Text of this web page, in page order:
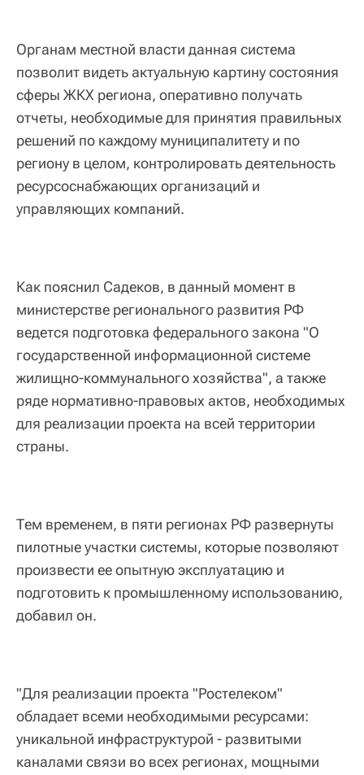
Органам местной власти данная система
позволит видеть актуальную картину состояния
сферы ЖКХ региона, оперативно получать
отчеты, необходимые для принятия правильных
решений по каждому муниципалитету и по
региону в целом, контролировать деятельность
ресурсоснабжающих организаций и
управляющих компаний.
Как пояснил Садеков, в данный момент в
министерстве регионального развития РФ
ведется подготовка федерального закона "О
государственной информационной системе
жилищно-коммунального хозяйства", а также
ряде нормативно-правовых актов, необходимых
для реализации проекта на всей территории
страны.
Тем временем, в пяти регионах РФ развернуты
пилотные участки системы, которые позволяют
произвести ее опытную эксплуатацию и
подготовить к промышленному использованию,
добавил он.
"Для реализации проекта "Ростелеком"
обладает всеми необходимыми ресурсами:
уникальной инфраструктурой - развитыми
каналами связи во всех регионах, мощными